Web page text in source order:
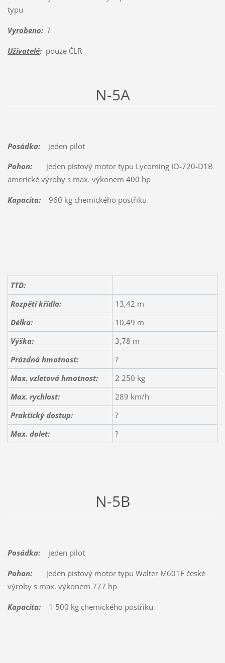
typu
Vyrobeno:?
Uživatelé:pouze ČLR
N-5A
Posádka:jeden pilot
Pohon:jeden pístový motor typu Lycoming IO-720-D1B
americké výroby s max. výkonem 400 hp
Kapacita:960 kg chemického postřiku
TTD:
Rozpětí křídla:
13,42 m
Délka:
10,49 m
Výška:
3,78 m
Prázdná hmotnost:
?
Max. vzletová hmotnost:
2 250 kg
Max. rychlost:
289 km/h
Praktický dostup:
?
Max. dolet:
?
N-5B
Posádka:jeden pilot
Pohon:jeden pístový motor typu Walter M601F české
výroby s max. výkonem 777 hp
Kapacita:1 500 kg chemického postřiku